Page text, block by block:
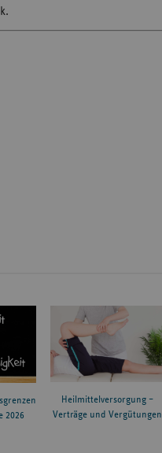
2026
Heilmittelversorgung –
Verträge und Vergütungen